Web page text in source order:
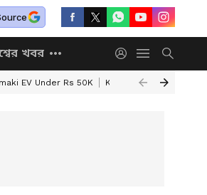
খবর
EV Under Rs 50K Kolkata Weather Update